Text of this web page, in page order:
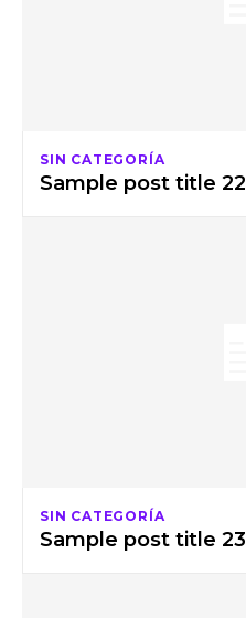
SIN CATEGORÍA
Sample post title 22
SIN CATEGORÍA
Sample post title 23